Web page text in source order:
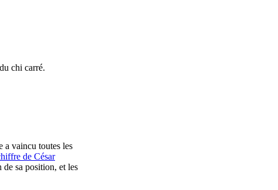
chi carré.
a vaincu toutes les
de César
sa position, et les